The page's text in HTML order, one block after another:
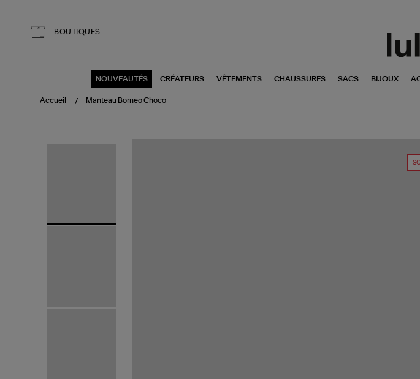
BOUTIQUES
NOUVEAUTÉS CRÉATEURS VÊTEMENTS CHAUSSURES SACS BIJOUX
Accueil Manteau Borneo Choco